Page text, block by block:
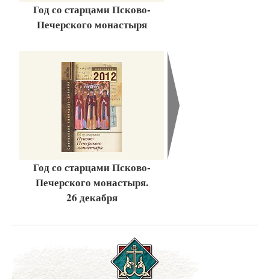
Год со старцами Псково-
Печерского монастыря
Год со старцами Псково-
Печерского монастыря.
26 декабря